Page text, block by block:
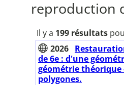
reproduction
Il y a 199 résultats
2026
de 6e : d'une
géométrie théorique
polygones.